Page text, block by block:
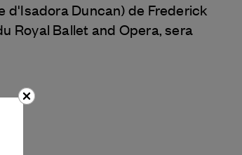
d'Isadora Duncan) de Frederick
Royal Ballet and Opera, sera